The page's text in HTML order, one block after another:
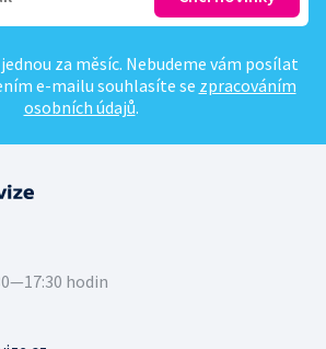
za měsíc. Nebudeme vám posílat
e-mailu souhlasíte se zpracováním
osobních údajů.